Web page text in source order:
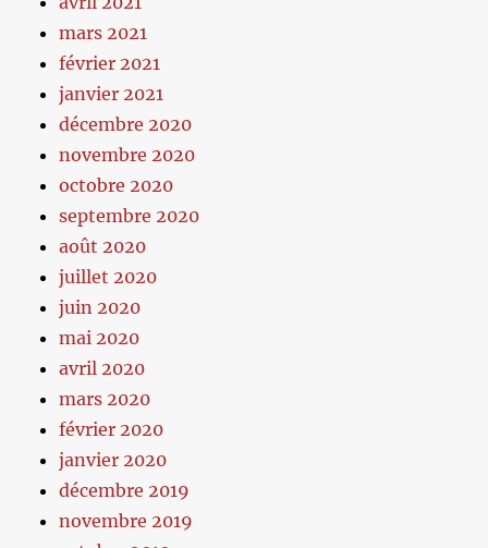
mars 2021
février 2021
janvier 2021
décembre 2020
novembre 2020
octobre 2020
septembre 2020
août 2020
juillet 2020
juin 2020
mai 2020
avril 2020
mars 2020
février 2020
janvier 2020
décembre 2019
novembre 2019